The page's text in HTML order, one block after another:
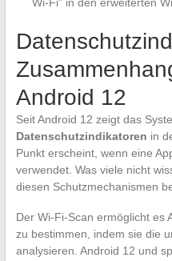
Android 12
Seit Android 12 zeigt das
Datenschutzindikatoren in
Punkt erscheint, wenn eine
verwendet. Was viele nicht
diesen Schutzmechanismen
Der Wi-Fi-Scan ermöglicht es
zu bestimmen, indem sie die
analysieren. Android 12 und